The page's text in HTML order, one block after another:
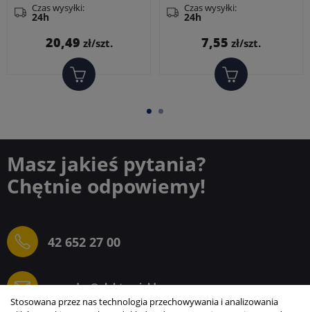
Czas wysyłki:
24h
20,49 zł/szt.
x 9 mm
Czas wysyłki:
24h
7,55 zł/szt.
Masz jakieś pytania?
Chętnie odpowiemy!
42 652 27 00
sprzedaz@elektrogielda.com
Stosowana przez nas technologia przechowywania i analizowania